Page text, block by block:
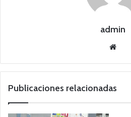
admin
we
Publicaciones relacionadas